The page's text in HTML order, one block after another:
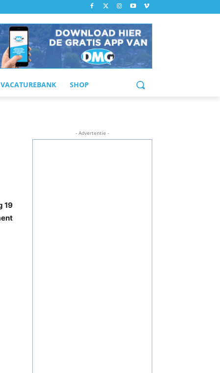
VACATUREBANK SHOP
19
- Advertentie -